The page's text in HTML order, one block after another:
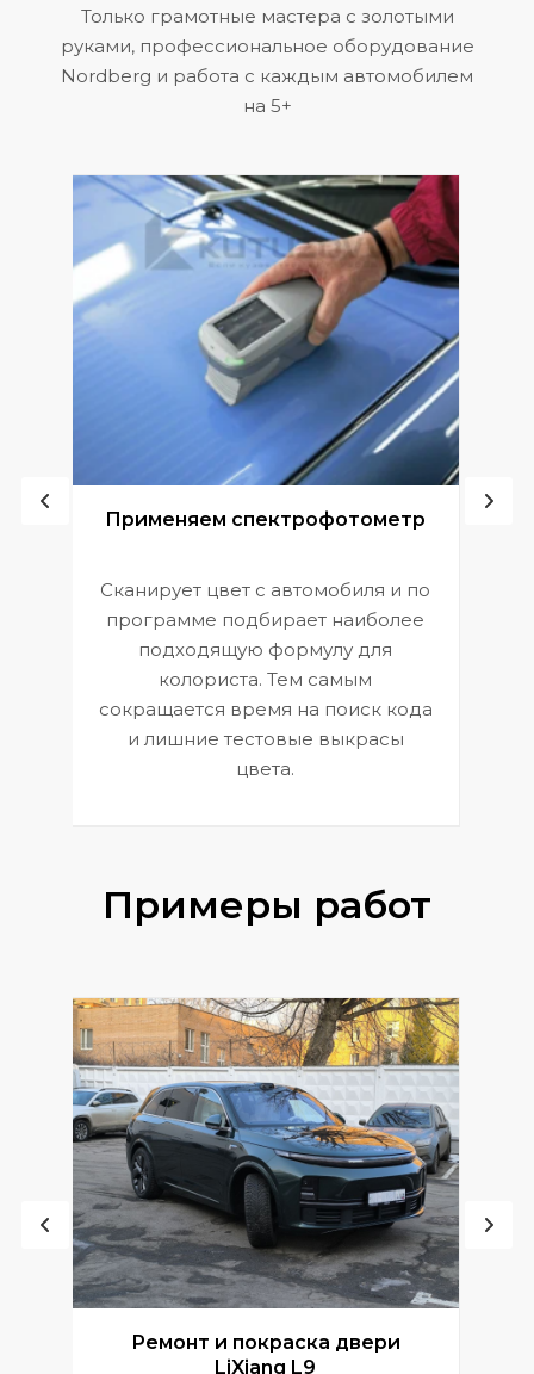
Только грамотные мастера с золотыми
руками, профессиональное оборудование
Nordberg и работа с каждым автомобилем
на 5+
Применяем спектрофотометр
Сканирует цвет с автомобиля и по
программе подбирает наиболее
подходящую формулу для
колориста. Тем самым
сокращается время на поиск кода
и лишние тестовые выкрасы
цвета.
Примеры работ
Ремонт и покраска двери
LiXiang L9